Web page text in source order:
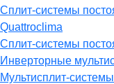
Сплит-системы
Quattroclima
Сплит-системы
Инверторные
Мультисплит-